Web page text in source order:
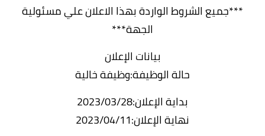
***جميع الشروط الواردة بهذا الاعلان علي مسئولية
الجهة***
بيانات الإعلان
حالة الوظيفة:وظيفة خالية
بداية الإعلان:2023/03/28
نهاية الإعلان:2023/04/11